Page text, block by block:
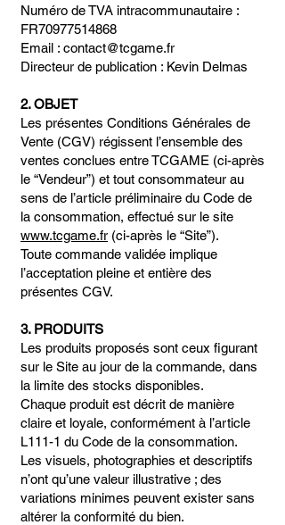
Numéro de TVA intracommunautaire :
FR70977514868
Email : contact@tcgame.fr
Directeur de publication : Kevin Delmas
2. OBJET
Les présentes Conditions Générales de
Vente (CGV) régissent l’ensemble des
ventes conclues entre TCGAME (ci-après
le “Vendeur”) et tout consommateur au
sens de l’article préliminaire du Code de
la consommation, effectué sur le site
www.tcgame.fr (ci-après le “Site”).
Toute commande validée implique
l’acceptation pleine et entière des
présentes CGV.
3. PRODUITS
Les produits proposés sont ceux figurant
sur le Site au jour de la commande, dans
la limite des stocks disponibles.
Chaque produit est décrit de manière
claire et loyale, conformément à l’article
L111-1 du Code de la consommation.
Les visuels, photographies et descriptifs
n’ont qu’une valeur illustrative ; des
variations minimes peuvent exister sans
altérer la conformité du bien.